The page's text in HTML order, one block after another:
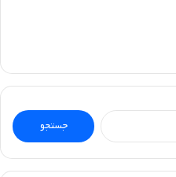
جستجو
برای: